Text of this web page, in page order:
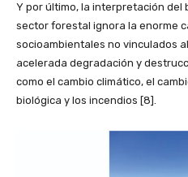
Y por último, la interpretación del
sector forestal ignora la enorme
socioambientales no vinculados
acelerada degradación y
como el cambio climático, el
biológica y los incendios [8].